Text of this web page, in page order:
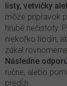
listy, vetvičky
môže prípravok
hrubé nečistoty.
niekoľko hodín,
zákal
Následne
ručne, alebo
predĺži.